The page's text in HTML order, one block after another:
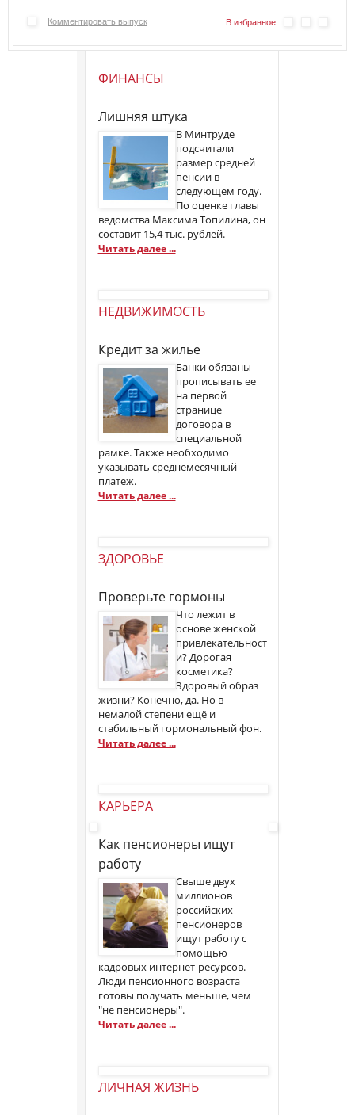
Комментировать выпуск В избранное
ФИНАНСЫ
Лишняя штука
В Минтруде
подсчитали
размер средней
пенсии в
следующем году.
По оценке главы
ведомства Максима Топилина, он
составит 15,4 тыс. рублей.
Читать далее ...
НЕДВИЖИМОСТЬ
Кредит за жилье
Банки обязаны
прописывать ее
на первой
странице
договора в
специальной
рамке. Также необходимо
указывать среднемесячный
платеж.
Читать далее ...
ЗДОРОВЬЕ
Проверьте гормоны
Что лежит в
основе женской
привлекательност
и? Дорогая
косметика?
Здоровый образ
жизни? Конечно, да. Но в
немалой степени ещё и
стабильный гормональный фон.
Читать далее ...
КАРЬЕРА
Как пенсионеры ищут
работу
Свыше двух
миллионов
российских
пенсионеров
ищут работу с
помощью
кадровых интернет-ресурсов.
Люди пенсионного возраста
готовы получать меньше, чем
"не пенсионеры".
Читать далее ...
ЛИЧНАЯ ЖИЗНЬ